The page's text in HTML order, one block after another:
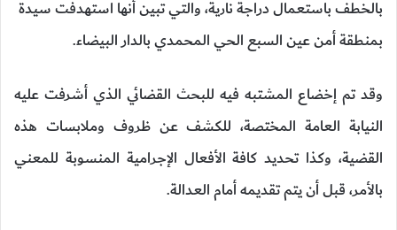
بالخطف باستعمال دراجة نارية، والتي تبين أنها استهدفت سيدة
بمنطقة أمن عين السبع الحي المحمدي بالدار البيضاء.
وقد تم إخضاع المشتبه فيه للبحث القضائي الذي أشرفت عليه
النيابة العامة المختصة، للكشف عن ظروف وملابسات هذه
القضية، وكذا تحديد كافة الأفعال الإجرامية المنسوبة للمعني
بالأمر، قبل أن يتم تقديمه أمام العدالة.